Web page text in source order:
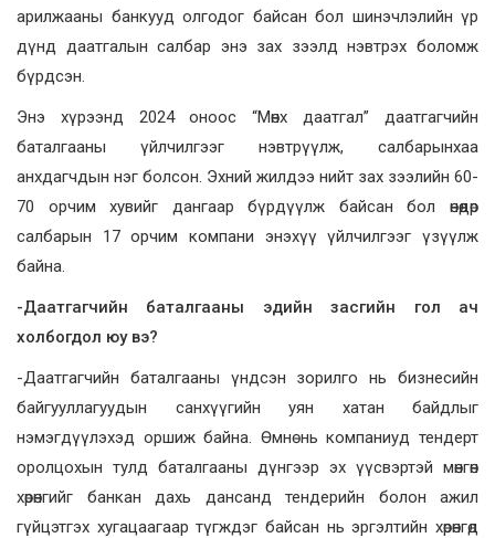
арилжааны банкууд олгодог байсан бол шинэчлэлийн үр
дүнд даатгалын салбар энэ зах зээлд нэвтрэх боломж
бүрдсэн.
Энэ хүрээнд 2024 оноос “Мөнх даатгал” даатгагчийн
баталгааны үйлчилгээг нэвтрүүлж, салбарынхаа
анхдагчдын нэг болсон. Эхний жилдээ нийт зах зээлийн 60-
70 орчим хувийг дангаар бүрдүүлж байсан бол өнөөдөр
салбарын 17 орчим компани энэхүү үйлчилгээг үзүүлж
байна.
-Даатгагчийн баталгааны эдийн засгийн гол ач
холбогдол юу вэ?
-Даатгагчийн баталгааны үндсэн зорилго нь бизнесийн
байгууллагуудын санхүүгийн уян хатан байдлыг
нэмэгдүүлэхэд оршиж байна. Өмнө нь компаниуд тендерт
оролцохын тулд баталгааны дүнгээр эх үүсвэртэй мөнгөн
хөрөнгийг банкан дахь дансанд тендерийн болон ажил
гүйцэтгэх хугацаагаар түгждэг байсан нь эргэлтийн хөрөнгөд